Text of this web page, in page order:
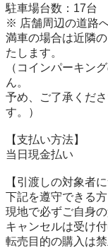
駐車場台数：17台
※ 店舗周辺の道路
満車の場合は近隣
たします。
（コインパーキン
ん。
予め、ご了承くだ
す。）
【⽀払い⽅法】
当日現金払い
【引渡しの対象者に
下記を遵守できる
現地で必ずご⾃⾝
キャンセルは受け
転売⽬的の購⼊は禁